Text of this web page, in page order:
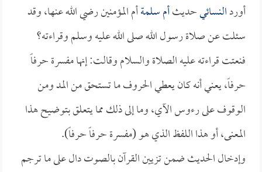
أوردالنسائيحديثأم سلمةأم المؤمنين رضي الله عنها، وقد
سئلت عن صلاة رسول الله صلى الله عليه وسلم وقراءته؟
فنعتت قراءته عليه الصلاة والسلام وقالت: إنها مفسرة حرفاً
حرفاً، يعني أنه كان يعطي الحروف ما تستحق من المد ومن
الوقوف على رءوس الآي، وما إلى ذلك مما يتعلق بتوضيح هذا
المعنى، أو هذا اللفظ الذي هو (مفسرة حرفاً حرفاً).
وإدخال الحديث ضمن تزيين القرآن بالصوت دال على ما ترجم